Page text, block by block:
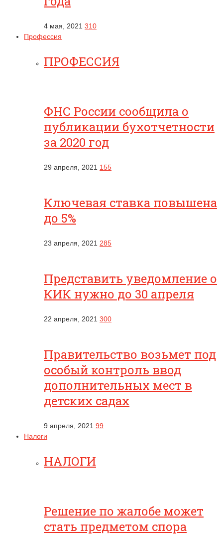
4 мая, 2021 310
Профессия
ПРОФЕССИЯ
ФНС России сообщила о
публикации бухотчетности
за 2020 год
29 апреля, 2021 155
Ключевая ставка повышена
до 5%
23 апреля, 2021 285
Представить уведомление о
КИК нужно до 30 апреля
22 апреля, 2021 300
Правительство возьмет под
особый контроль ввод
дополнительных мест в
детских садах
9 апреля, 2021 99
Налоги
НАЛОГИ
Решение по жалобе может
стать предметом спора